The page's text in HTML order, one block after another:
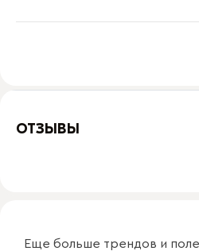
ОТЗЫВЫ
Еще больше трендов и